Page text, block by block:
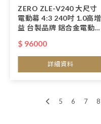
ZERO ZLE-V240 大尺寸
電動幕 4:3 240吋 1.0高增
益 台製品牌 鋁合金電動布
$ 96000
詳細資料
5 6 7 8